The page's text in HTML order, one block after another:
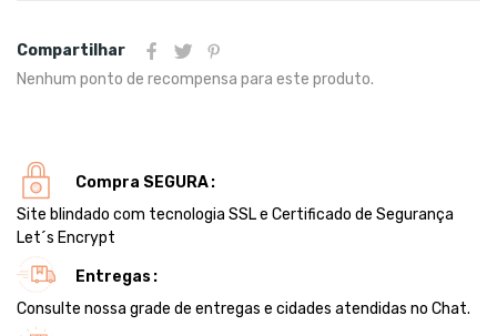
Compartilhar
Nenhum ponto de recompensa para este produto.
Compra SEGURA
Site blindado com tecnologia SSL e Certificado de Segurança
Let´s Encrypt
Entregas
Consulte nossa grade de entregas e cidades atendidas no Chat.